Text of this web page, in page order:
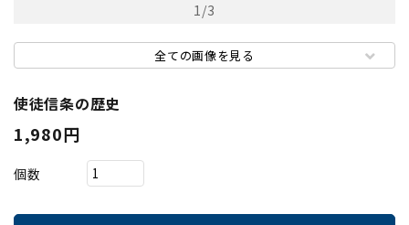
1/3
全ての画像を見る
使徒信条の歴史
1,980円
個数